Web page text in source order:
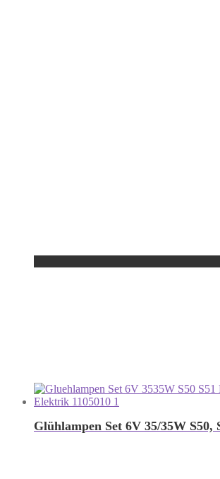
Glühlampen Set 6V 35/35W S50,